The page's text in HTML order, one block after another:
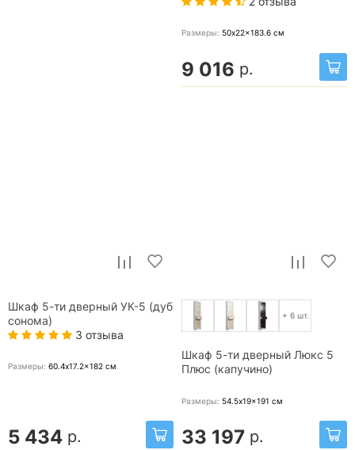
Размеры: 50x22x183.6 см
9 016 р.
Шкаф 5-ти дверный УК-5 (дуб
сонома)
3 отзыва
Размеры: 60.4x17.2x182 см
5 434 р.
+ 6 шт.
Шкаф 5-ти дверный Люкс 5
Плюс (капучино)
Размеры: 54.5x19x191 см
33 197 р.